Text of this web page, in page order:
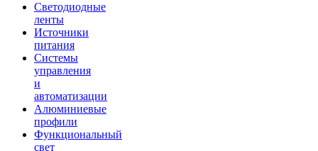
Светодиодные
ленты
Источники
питания
Системы
управления
и
автоматизации
Алюминиевые
профили
Функциональный
свет